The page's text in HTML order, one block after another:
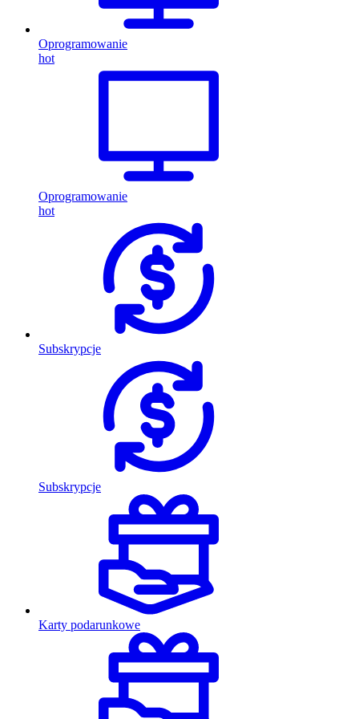
Oprogramowanie
hot
Oprogramowanie
hot
Subskrypcje
Subskrypcje
Karty podarunkowe